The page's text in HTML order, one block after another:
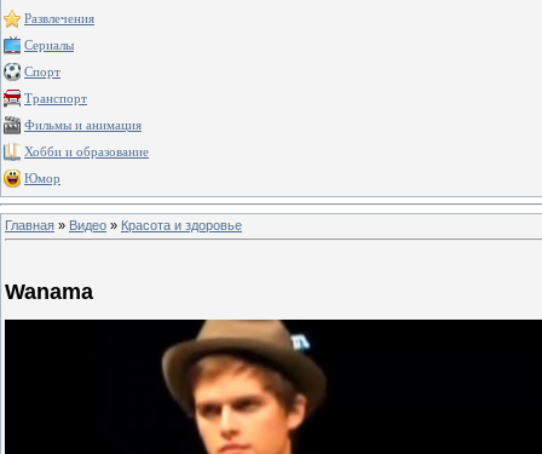
Развлечения
Сериалы
Спорт
Транспорт
Фильмы и анимация
Хобби и образование
Юмор
Главная » Видео » Красота и здоровье
Wanama